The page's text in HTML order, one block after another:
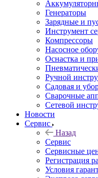
Генераторы
Зарядные и
Инструмент
Компрессоры
Насосное
Оснастка и
Ручной
Садовая и
Сварочные
Сетевой
Новости
Сервис
Назад
Сервис
Сервисные
Регистрация
Условия